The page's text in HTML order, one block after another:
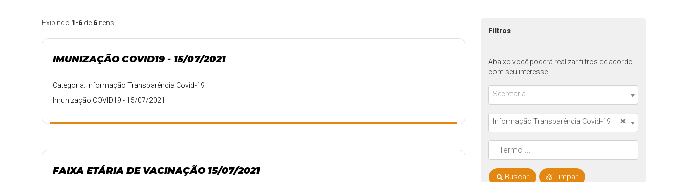
Exibindo 1-6 de 6 itens.
IMUNIZAÇÃO COVID19 - 15/07/2021
Categoria: Informação Transparência Covid-19
Imunização COVID19 - 15/07/2021
FAIXA ETÁRIA DE VACINAÇÃO 15/07/2021
Filtros
Abaixo você poderá realizar filtros de acordo
com seu interesse.
Secretaria ...
×
Informação Transparência Covid-19
Buscar Limpar